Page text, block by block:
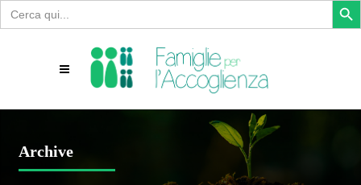
Search
for:
Archive